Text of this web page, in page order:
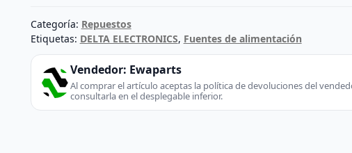
Categoría: Repuestos
Etiquetas: DELTA ELECTRONICS, Fuentes de alimentación
Vendedor: Ewaparts
Al comprar el artículo aceptas la política de devoluciones del
consultarla en el desplegable inferior.